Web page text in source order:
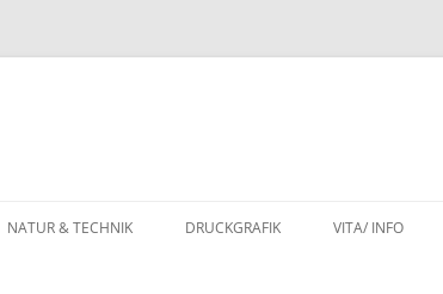
NATUR & TECHNIK DRUCKGRAFIK VITA/ INFO